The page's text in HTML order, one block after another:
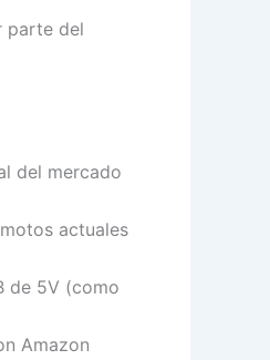
parte del
del mercado
actuales
de 5V (como
Amazon